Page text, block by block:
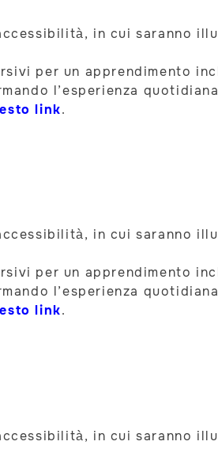
in cui saranno
per un apprendimento
l’esperienza
link.
in cui saranno
per un apprendimento
l’esperienza
link.
in cui saranno